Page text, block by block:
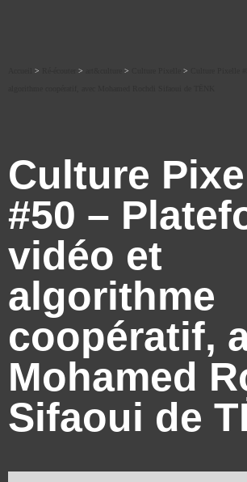
> > > >
Culture
#50 –
vidéo et
algorithme
coopératif,
Mohamed
Sifaoui de